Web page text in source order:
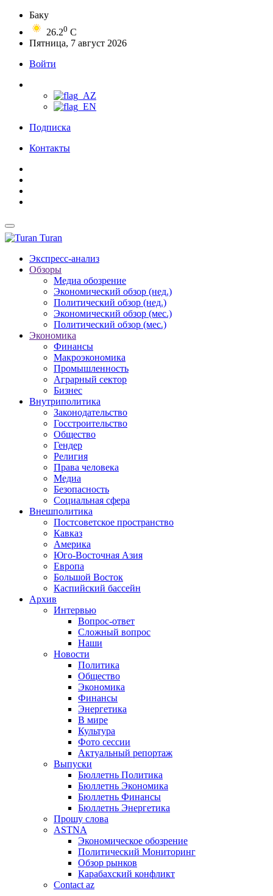
Баку
26.20 C
Пятница, 7 август 2026
Войти
Подписка
Контакты
Turan
Экспресс-анализ
Обзоры
Медиа обозрение
Экономический обзор (нед.)
Политический обзор (нед.)
Экономический обзор (мес.)
Политический обзор (мес.)
Экономика
Финансы
Макроэкономика
Промышленность
Аграрный сектор
Бизнес
Внутриполитика
Законодательство
Госстроительство
Общество
Гендер
Религия
Права человека
Медиа
Безопасность
Социальная сфера
Внешполитика
Постсоветское пространство
Кавказ
Америка
Юго-Восточная Азия
Европа
Большой Восток
Каспийский бассейн
Архив
Интервью
Вопрос-ответ
Сложный вопрос
Наши
Новости
Политика
Общество
Экономика
Финансы
Энергетика
В мире
Культура
Фото сессии
Актуальный репортаж
Выпуски
Бюллетнь Политика
Бюллетнь Экономика
Бюллетнь Финансы
Бюллетнь Энергетика
Прошу слова
ASTNA
Экономическое обозрение
Политический Мониторинг
Обзор рынков
Карабахский конфликт
Contact az